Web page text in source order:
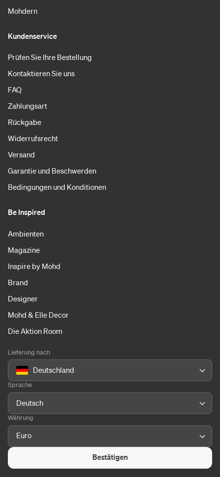
Mohdern
Kundenservice
Prüfen Sie Ihre Bestellung
Kontaktieren Sie uns
FAQ
Zahlungsart
Rückgabe
Widerrufsrecht
Versand
Garantie und Beschwerden
Bedingungen und Konditionen
Be Inspired
Ambienten
Magazine
Inspire by Mohd
Brand
Designer
Mohd & Elle Decor
Die Aktion Room
Lieferung nach
Deutschland
Sprache
Deutsch
Währung
Euro
Bestätigen